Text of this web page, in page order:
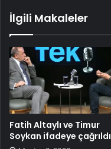
İlgili Makaleler
Fatih Altaylı ve Timur
Soykan ifadeye çağrıldı